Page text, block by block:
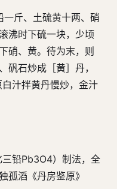
斤、土硫黄十两、硝
沸时下硫一块，少顷
硝、黄。待为末，则
矾石炒成［黄］丹，
汁拌黄丹慢炒，金汁
铅Pb3O4）制法，全
孤滔《丹房鉴原》